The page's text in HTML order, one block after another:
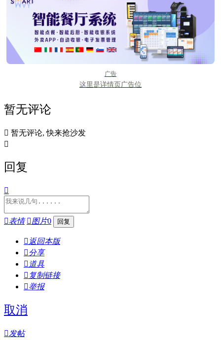
广告
这里是详情页广告位
暂无评论
 暂无评论, 快来抢沙发

回复

表情 图片0
 返回本版
分享
 道具
 复制链接
举报
取消
发帖